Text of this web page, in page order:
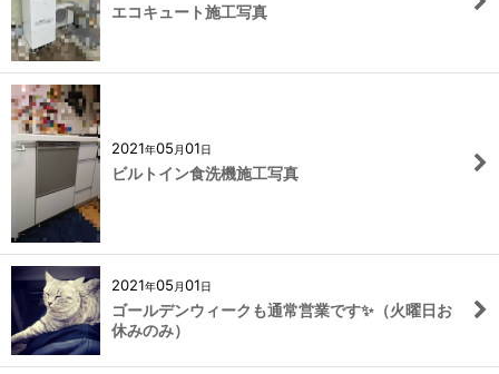
エコキュート施工写真
2021年05 月01日
ビルトイン食洗機施工写真
2021年05 月01日
ゴールデンウィークも通常営業です✨（火曜日お
休みのみ）